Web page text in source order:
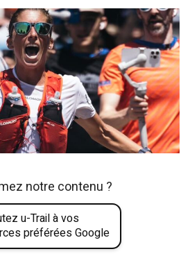
notre contenu ?
u-Trail à vos
préférées Google